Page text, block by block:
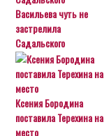
Васильева чуть не
застрелила
Садальского
Ксения Бородина
поставила Терехина на
место